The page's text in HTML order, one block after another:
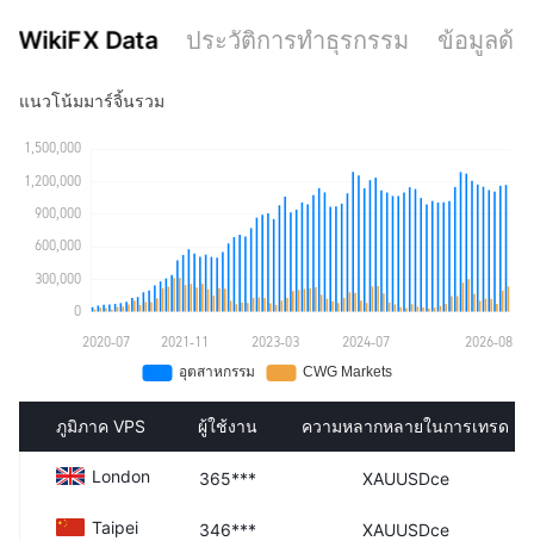
WikiFX Data ประวัติการทำธุรกรรม ข้อมูลด้า
แนวโน้มมาร์จิ้นรวม
ภูมิภาค VPS ผู้ใช้งาน ความหลากหลายในการเทรด
London 365*** XAUUSDce
Taipei 346*** XAUUSDce